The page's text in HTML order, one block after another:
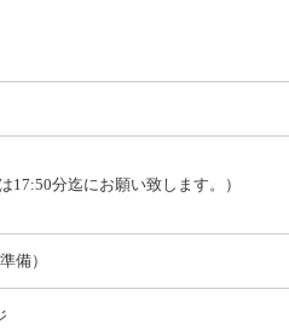
17:50分迄にお願い致します。）
備）